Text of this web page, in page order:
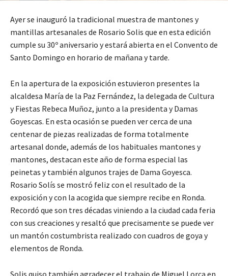
Ayer se inauguró la tradicional muestra de mantones y
mantillas artesanales de Rosario Solis que en esta edición
cumple su 30º aniversario y estará abierta en el Convento de
Santo Domingo en horario de mañana y tarde.
En la apertura de la exposición estuvieron presentes la
alcaldesa María de la Paz Fernández, la delegada de Cultura
y Fiestas Rebeca Muñoz, junto a la presidenta y Damas
Goyescas. En esta ocasión se pueden ver cerca de una
centenar de piezas realizadas de forma totalmente
artesanal donde, además de los habituales mantones y
mantones, destacan este año de forma especial las
peinetas y también algunos trajes de Dama Goyesca.
Rosario Solís se mostró feliz con el resultado de la
exposición y con la acogida que siempre recibe en Ronda.
Recordó que son tres décadas viniendo a la ciudad cada feria
con sus creaciones y resaltó que precisamente se puede ver
un mantón costumbrista realizado con cuadros de goya y
elementos de Ronda.
Solis quiso también agradecer el trabajo de Miguel Lorca en